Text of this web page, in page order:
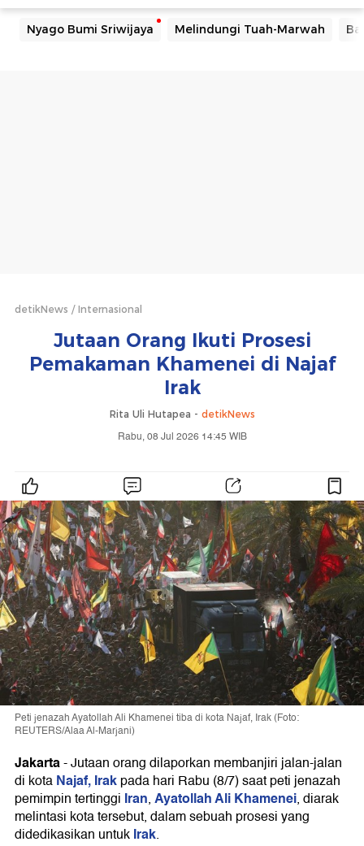
Nyago Bumi Sriwijaya Melindungi Tuah-Marwah
detikNews Internasional
Jutaan Orang Ikuti Prosesi
Pemakaman Khamenei di Najaf
Irak
Rita Uli Hutapea - detikNews
Rabu, 08 Jul 2026 14:45 WIB
Peti jenazah Ayatollah Ali Khamenei tiba di kota Najaf, Irak (Foto:
REUTERS/Alaa Al-Marjani)
Jakarta-Jutaan orang dilaporkan membanjiri jalan-jalan
di kotaNajaf, Irakpada hari Rabu (8/7) saat peti jenazah
pemimpin tertinggi Iran,Ayatollah Ali Khamenei, diarak
melintasi kota tersebut, dalam sebuah prosesi yang
didedikasikan untukIrak.